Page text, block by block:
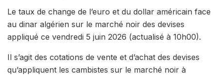
Le taux de change de l’euro et du dollar américain face
au dinar algérien sur le marché noir des devises
appliqué ce vendredi 5 juin 2026 (actualisé à 10h00).
Il s’agit des cotations de vente et d’achat des devises
qu’appliquent les cambistes sur le marché noir à